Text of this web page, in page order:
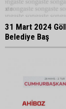
31 Mart 2024
Belediye Baş